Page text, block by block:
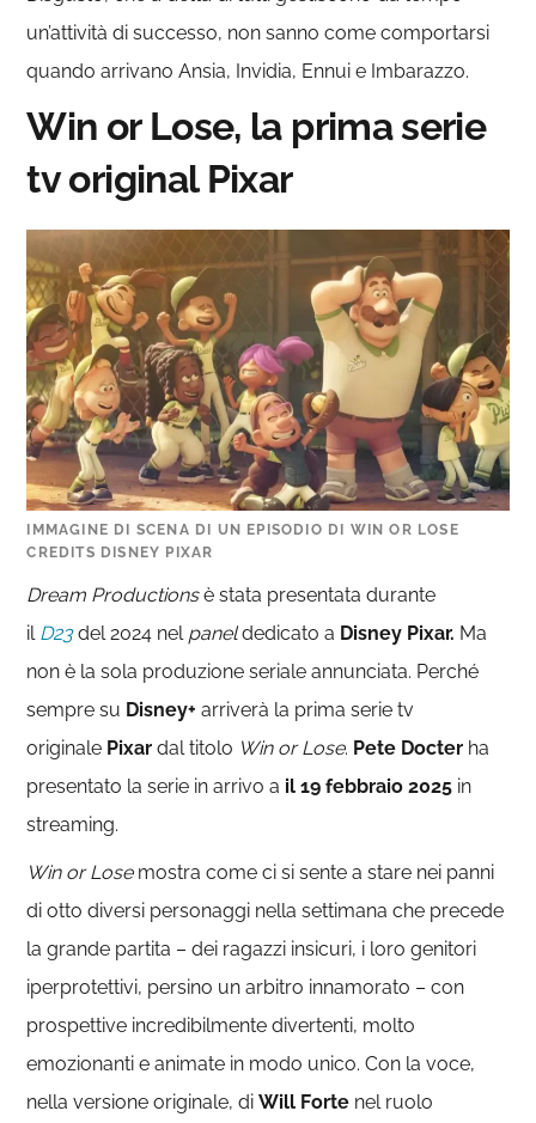
un’attività di successo, non sanno come comportarsi
quando arrivano Ansia, Invidia, Ennui e Imbarazzo.
Win or Lose, la prima serie
tv original Pixar
IMMAGINE DI SCENA DI UN EPISODIO DI WIN OR LOSE
CREDITS DISNEY PIXAR
Dream Productionsè stata presentata durante
il D23 del 2024 nel paneldedicato a Disney Pixar. Ma
non è la sola produzione seriale annunciata. Perché
sempre su Disney+arriverà la prima serie tv
originale Pixardal titolo Win or Lose. Pete Docter ha
presentato la serie in arrivo a il 19 febbraio 2025 in
streaming.
Win or Losemostra come ci si sente a stare nei panni
di otto diversi personaggi nella settimana che precede
la grande partita –dei ragazzi insicuri, i loro genitori
iperprotettivi, persino un arbitro innamorato – con
prospettive incredibilmente divertenti, molto
emozionanti e animate in modo unico. Con la voce,
nella versione originale, diWill Forte nel ruolo